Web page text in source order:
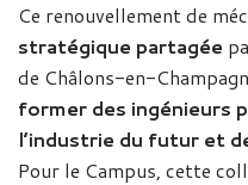
Ce renouvellement de
stratégique partagée
de Châlons-en-
former des ingénieurs
l’industrie du futur et
Pour le Campus, cette